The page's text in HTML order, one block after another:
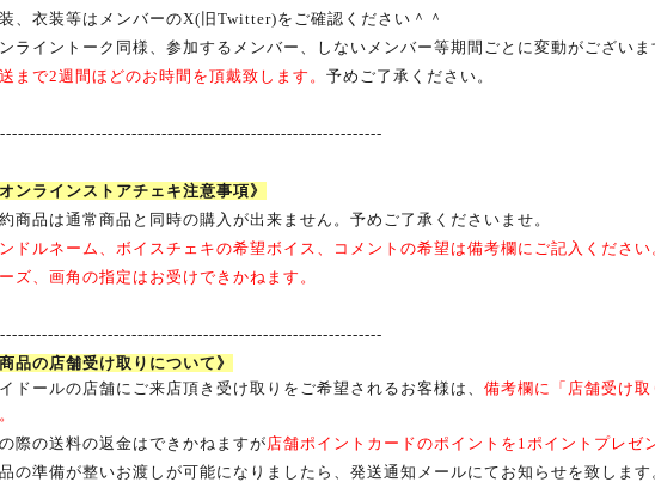
、衣装等はメンバーのX(旧 Twitter)をご確認ください＾＾
ライントーク同様、参加するメンバー、しないメンバー等期間ごとに変動がございま
まで2週間ほどのお時間を頂戴致します。 予めご了承ください。
ンラインストアチェキ注意事項》
商品は通常商品と同時の購入が出来ません。予めご了承くださいませ。
ドルネーム、ボイスチェキの希望ボイス、コメントの希望は備考欄にご記入ください
ズ、画角の指定はお受けできかねます。
品の店舗受け取りについて》
ドールの店舗にご来店頂き受け取りをご希望されるお客様は、 備考欄に「店舗受け
際の送料の返金はできかねますが店舗ポイントカードのポイントを 1ポイントプレゼ
の準備が整いお渡しが可能になりましたら、発送通知メールにてお知らせを致します